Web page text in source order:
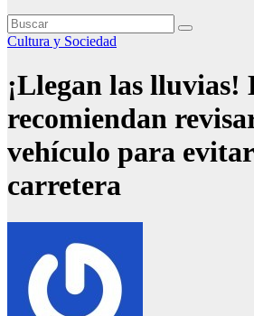
Cultura y Sociedad
¡Llegan las lluvias!
recomiendan
vehículo para
carretera